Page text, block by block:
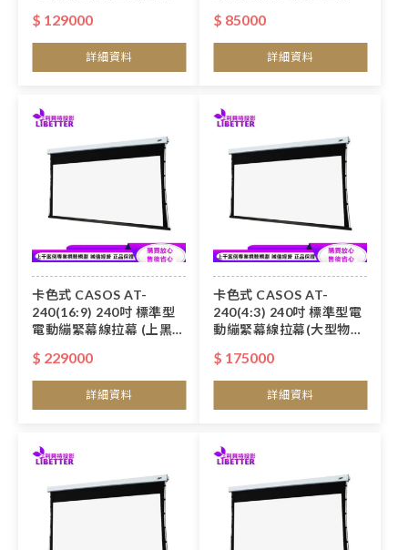
計)
$ 129000
詳細資料
$ 85000
詳細資料
卡色式 CASOS AT-
240(16:9) 240吋 標準型
電動繃緊幕線拉幕 (上黑
計)
$ 229000
詳細資料
卡色式 CASOS AT-
240(4:3) 240吋 標準型電
動繃緊幕線拉幕(大型物品
$ 175000
詳細資料